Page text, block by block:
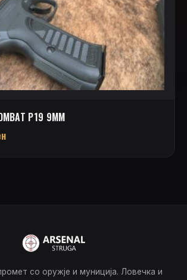
P19 9MM
со оружје и муниција. Ловечка и